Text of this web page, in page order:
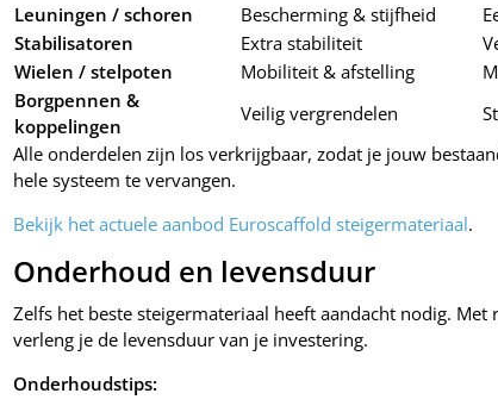
Leuningen / schoren
Bescherming & stijfheid
Stabilisatoren
Extra stabiliteit
Wielen / stelpoten
Mobiliteit & afstelling
Borgpennen &
koppelingen
Veilig vergrendelen
Alle onderdelen zijn los verkrijgbaar, zodat je jouw
hele systeem te vervangen.
Bekijk het actuele aanbod Euroscaffold steigermateriaal.
Onderhoud en levensduur
Zelfs het beste steigermateriaal heeft aandacht nodig.
verleng je de levensduur van je investering.
Onderhoudstips: